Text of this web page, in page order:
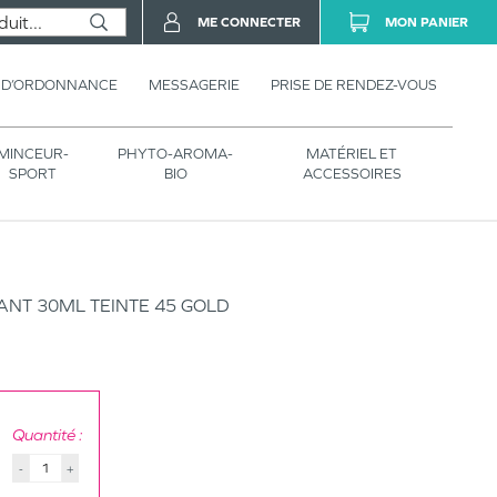
MESSAGERIE PRISE DE RENDEZ-VOUS
SPORT
PHYTO-AROMA-
BIO
MATÉRIEL ET
ACCESSOIRES
ME CONNECTER MON PANIER
30ML TEINTE 45 GOLD
Quantité :
- +